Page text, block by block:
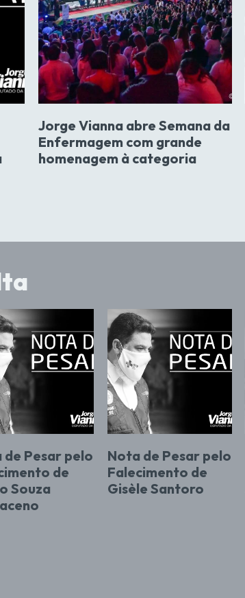
Jorge Vianna abre Semana da
Enfermagem com grande
homenagem à categoria
de Pesar pelo
de
Souza
Nota de Pesar pelo
Falecimento de
Gisèle Santoro